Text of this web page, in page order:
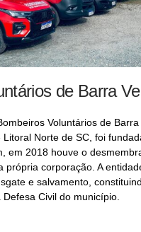
de Barra
Voluntários de Barra
Norte de SC, foi
em 2018 houve o
própria corporação. A
e salvamento,
Civil do município.